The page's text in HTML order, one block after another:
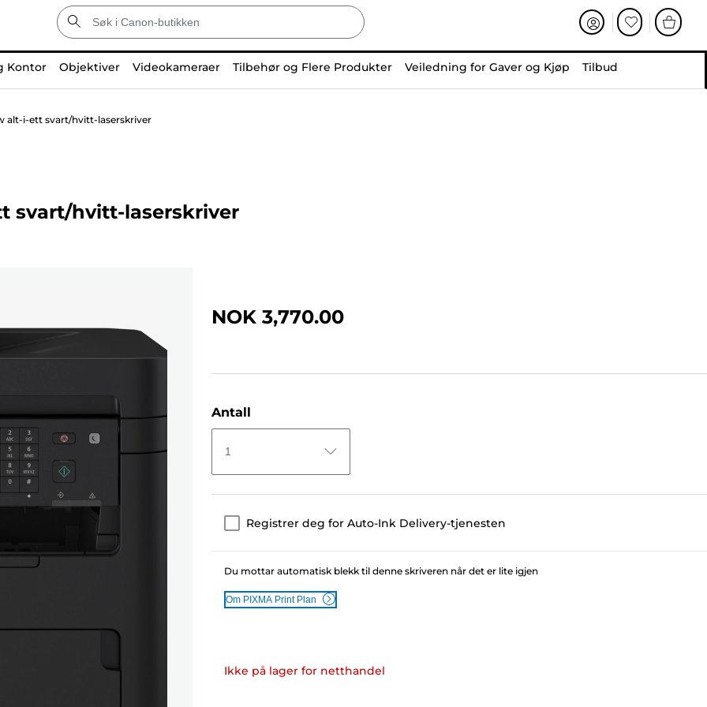
Kontor Objektiver Videokameraer Tilbehør og Flere Produkter Veiledning for Gaver og Kjøp Tilbud
alt-i-ett svart/hvitt-laserskriver
svart/hvitt-laserskriver
NOK 3,770.00
Antall
1
Registrer deg for Auto-Ink Delivery-tjenesten
Du mottar automatisk blekk til denne skriveren når det er lite igjen
Om PIXMA Print Plan
Ikke på lager for netthandel